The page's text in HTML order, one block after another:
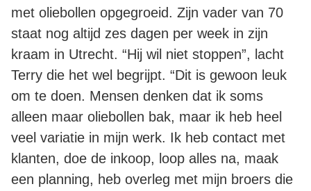
met oliebollen opgegroeid. Zijn vader van 70
staat nog altijd zes dagen per week in zijn
kraam in Utrecht. “Hij wil niet stoppen”, lacht
Terry die het wel begrijpt. “Dit is gewoon leuk
om te doen. Mensen denken dat ik soms
alleen maar oliebollen bak, maar ik heb heel
veel variatie in mijn werk. Ik heb contact met
klanten, doe de inkoop, loop alles na, maak
een planning, heb overleg met mijn broers die